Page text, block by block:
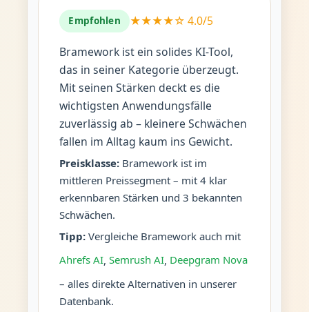
Empfohlen ★★★★☆ 4.0/5
Bramework ist ein solides KI-Tool,
das in seiner Kategorie überzeugt.
Mit seinen Stärken deckt es die
wichtigsten Anwendungsfälle
zuverlässig ab – kleinere Schwächen
fallen im Alltag kaum ins Gewicht.
Preisklasse:Bramework ist im
mittleren Preissegment – mit 4 klar
erkennbaren Stärken und 3 bekannten
Schwächen.
Tipp:Vergleiche Bramework auch mit
Ahrefs AI, Semrush AI, Deepgram Nova
– alles direkte Alternativen in unserer
Datenbank.